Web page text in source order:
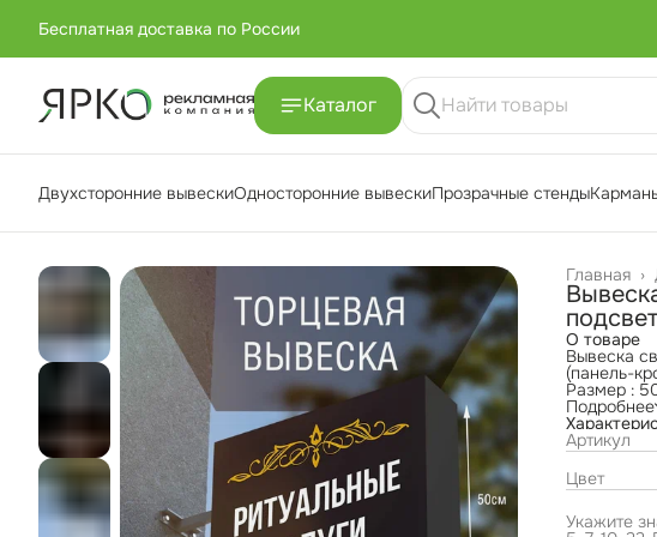
Бесплатная доставка по России
+7 (951) -811-65 45
Каталог
Двухсторонние вывескиОдносторонние вывескиПрозрачные стенды
Главная ›
О товаре
Вывеска
(панель-
Размер :
Материал
стекло,
Борт:
Каркас
Подробнее
Артикул
Цвет
Укажите